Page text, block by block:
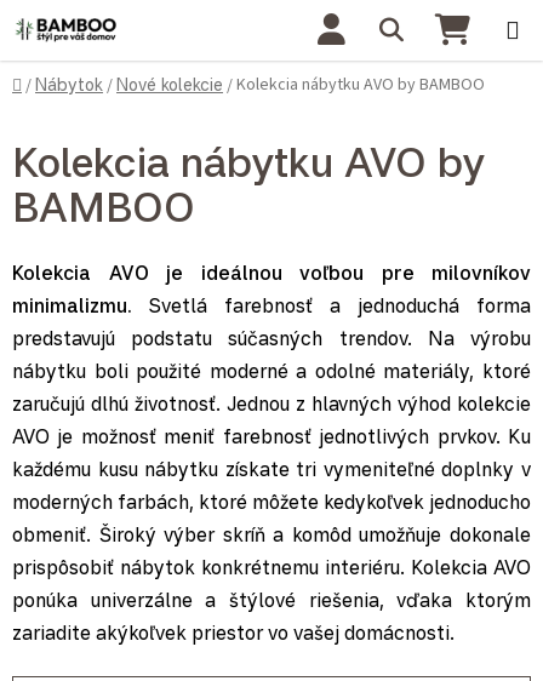
Prejsť na obsah Hľadať
Domov
/Nábytok /Nové kolekcie /Kolekcia nábytku AVO by BAMBOO
Kolekcia nábytku AVO by
BAMBOO
Kolekcia AVO je ideálnou voľbou pre milovníkov
minimalizmu. Svetlá farebnosť a jednoduchá forma
predstavujú podstatu súčasných trendov. Na výrobu
nábytku boli použité moderné a odolné materiály, ktoré
zaručujú dlhú životnosť. Jednou z hlavných výhod kolekcie
AVO je možnosť meniť farebnosť jednotlivých prvkov. Ku
každému kusu nábytku získate tri vymeniteľné doplnky v
moderných farbách, ktoré môžete kedykoľvek jednoducho
obmeniť. Široký výber skríň a komôd umožňuje dokonale
prispôsobiť nábytok konkrétnemu interiéru. Kolekcia AVO
ponúka univerzálne a štýlové riešenia, vďaka ktorým
zariadite akýkoľvek priestor vo vašej domácnosti.